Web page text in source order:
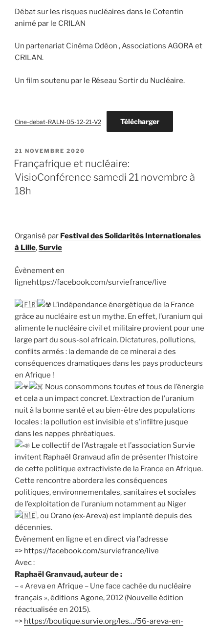
Débat sur les risques nucléaires dans le Cotentin
animé par le CRILAN
Un partenariat Cinéma Odéon , Associations AGORA et
CRILAN.
Un film soutenu par le Réseau Sortir du Nucléaire.
Cine-debat-RALN-05-12-21-V2 Télécharger
PUBLIÉ
LE
21 NOVEMBRE 2020
Françafrique et nucléaire:
VisioConférence samedi 21 novembre à
18h
Organisé par Festival des Solidarités Internationales
à Lille,Survie
Évènement en
lignehttps://facebook.com/surviefrance/live
L’indépendance énergétique de la France
grâce au nucléaire est un mythe. En effet, l’uranium qui
alimente le nucléaire civil et militaire provient pour une
large part du sous-sol africain. Dictatures, pollutions,
conflits armés : la demande de ce minerai a des
conséquences dramatiques dans les pays producteurs
en Afrique !
Nous consommons toutes et tous de l’énergie
et cela a un impact concret. L’extraction de l’uranium
nuit à la bonne santé et au bien-être des populations
locales : la pollution est invisible et s’infiltre jusque
dans les nappes phréatiques.
Le collectif de l’Astragale et l’association Survie
invitent Raphaël Granvaud afin de présenter l’histoire
de cette politique extractiviste de la France en Afrique.
Cette rencontre abordera les conséquences
politiques, environnementales, sanitaires et sociales
de l’exploitation de l’uranium notamment au Niger
, ou Orano (ex-Areva) est implanté depuis des
décennies.
Évènement en ligne et en direct via l’adresse
=> https://facebook.com/surviefrance/live
Avec :
Raphaël Granvaud, auteur de :
– « Areva en Afrique – Une face cachée du nucléaire
français », éditions Agone, 2012 (Nouvelle édition
réactualisée en 2015).
=> https://boutique.survie.org/les…/56-areva-en-